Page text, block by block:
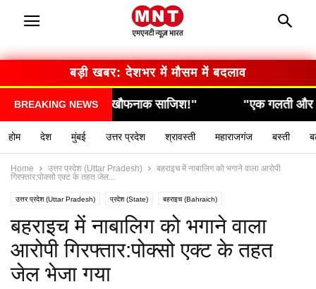
बड़ी खबर: देशभर में मौसम में बदलाव
BREAKING NEWS
"एक गलती और सब कुछ खत्म… देखिए कैसे हुआ हादसा!"
होम देश मुंबई उत्तर प्रदेश श्रावस्ती महाराजगंज बस्ती
Home उत्तर प्रदेश (Uttar Pradesh)
बहराइच में नाबालिग को भगाने वाला आरोपी
गिरफ्तार:पोक्सो एक्ट के तहत जेल...
उत्तर प्रदेश (Uttar Pradesh) प्रदेश (State) बहराइच (Bahraich)
यूपी लेटेस्ट न्यूज हिन्दी (UP latest news hindi) लाइव अपडेट
बहराइच में नाबालिग को भगाने वाला
आरोपी गिरफ्तार:पोक्सो एक्ट के तहत
जेल भेजा गया